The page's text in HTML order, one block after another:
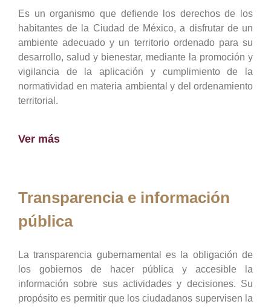
Es un organismo que defiende los derechos de los
habitantes de la Ciudad de México, a disfrutar de un
ambiente adecuado y un territorio ordenado para su
desarrollo, salud y bienestar, mediante la promoción y
vigilancia de la aplicación y cumplimiento de la
normatividad en materia ambiental y del ordenamiento
territorial.
Ver más
Transparencia e información
pública
La transparencia gubernamental es la obligación de
los gobiernos de hacer pública y accesible la
información sobre sus actividades y decisiones. Su
propósito es permitir que los ciudadanos supervisen la